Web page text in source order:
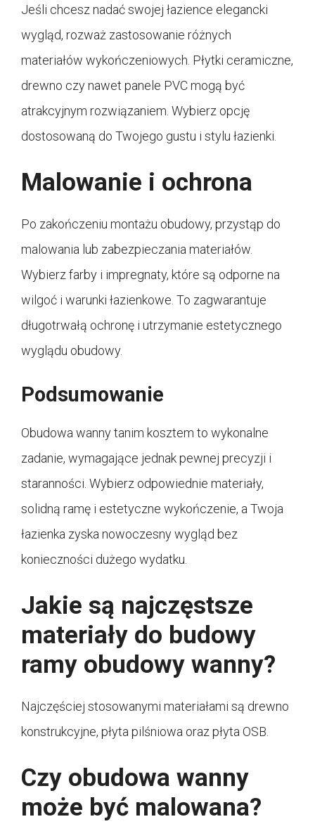
Jeśli chcesz nadać swojej łazience elegancki
wygląd, rozważ zastosowanie różnych
materiałów wykończeniowych. Płytki ceramiczne,
drewno czy nawet panele PVC mogą być
atrakcyjnym rozwiązaniem. Wybierz opcję
dostosowaną do Twojego gustu i stylu łazienki.
Malowanie i ochrona
Po zakończeniu montażu obudowy, przystąp do
malowania lub zabezpieczania materiałów.
Wybierz farby i impregnaty, które są odporne na
wilgoć i warunki łazienkowe. To zagwarantuje
długotrwałą ochronę i utrzymanie estetycznego
wyglądu obudowy.
Podsumowanie
Obudowa wanny tanim kosztem to wykonalne
zadanie, wymagające jednak pewnej precyzji i
staranności. Wybierz odpowiednie materiały,
solidną ramę i estetyczne wykończenie, a Twoja
łazienka zyska nowoczesny wygląd bez
konieczności dużego wydatku.
Jakie są najczęstsze
materiały do budowy
ramy obudowy wanny?
Najczęściej stosowanymi materiałami są drewno
konstrukcyjne, płyta pilśniowa oraz płyta OSB.
Czy obudowa wanny
może być malowana?